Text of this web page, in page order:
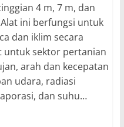
4 m, 7 m, dan
ini berfungsi untuk
dan iklim secara
untuk sektor pertanian
arah dan kecepatan
udara, radiasi
dan suhu…